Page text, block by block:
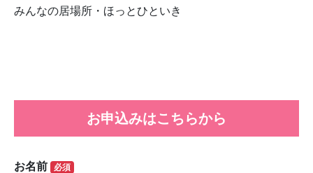
みんなの居場所・ほっとひといき
お申込みはこちらから
お名前 必須